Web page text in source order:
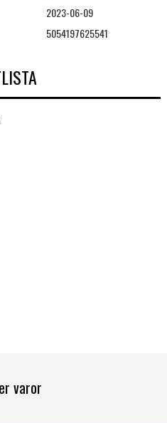
2023-06-09
5054197625541
varor